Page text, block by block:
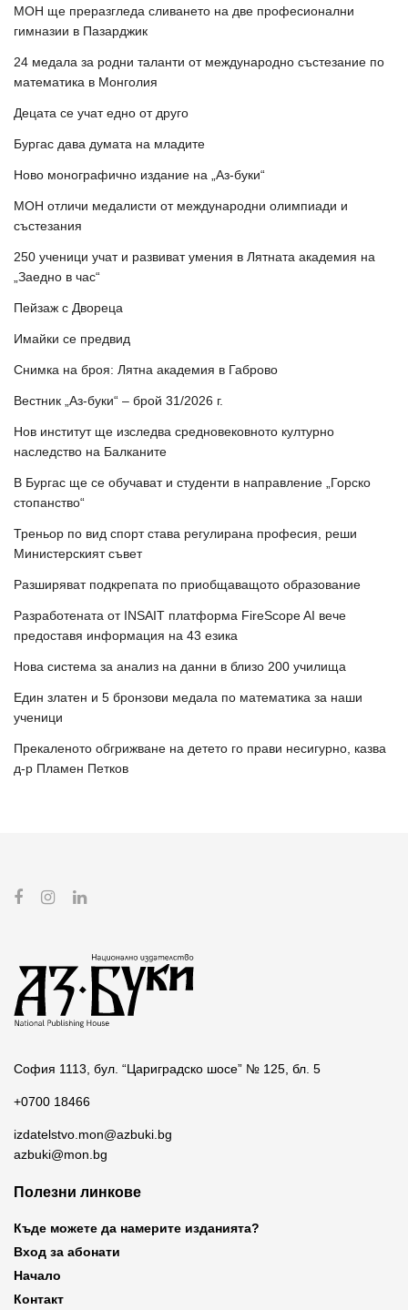
МОН ще преразгледа сливането на две професионални
гимназии в Пазарджик
24 медала за родни таланти от международно състезание по
математика в Монголия
Децата се учат едно от друго
Бургас дава думата на младите
Ново монографично издание на „Аз-буки“
МОН отличи медалисти от международни олимпиади и
състезания
250 ученици учат и развиват умения в Лятната академия на
„Заедно в час“
Пейзаж с Двореца
Имайки се предвид
Снимка на броя: Лятна академия в Габрово
Вестник „Аз-буки“ – брой 31/2026 г.
Нов институт ще изследва средновековното културно
наследство на Балканите
В Бургас ще се обучават и студенти в направление „Горско
стопанство“
Треньор по вид спорт става регулирана професия, реши
Министерският съвет
Разширяват подкрепата по приобщаващото образование
Разработената от INSAIT платформа FireScope AI вече
предоставя информация на 43 езика
Нова система за анализ на данни в близо 200 училища
Един златен и 5 бронзови медала по математика за наши
ученици
Прекаленото обгрижване на детето го прави несигурно, казва
д-р Пламен Петков
София 1113, бул. “Цариградско шосе” № 125, бл. 5
+0700 18466
izdatelstvo.mon@azbuki.bg
azbuki@mon.bg
Полезни линкове
Къде можете да намерите изданията?
Вход за абонати
Начало
Контакт